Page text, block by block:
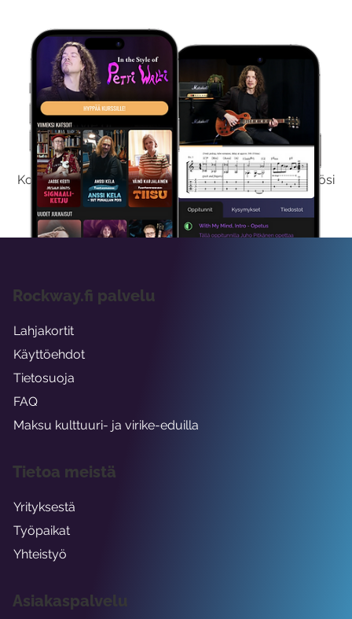
Kokeile Ilmaiseksi
Kokeilemalla ilmaiseksi saat koko sisältömme käyttöösi
viikon ajaksi.
Asiakaspalvelu
Rockway.fi palvelu
Lahjakortit
Käyttöehdot
Tietosuoja
FAQ
Maksu kulttuuri- ja virike-eduilla
Tietoa meistä
Yrityksestä
Työpaikat
Yhteistyö